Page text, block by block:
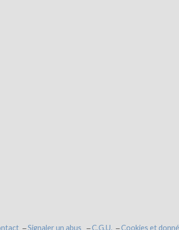
Signaler un abus C.G.U. Cookies et